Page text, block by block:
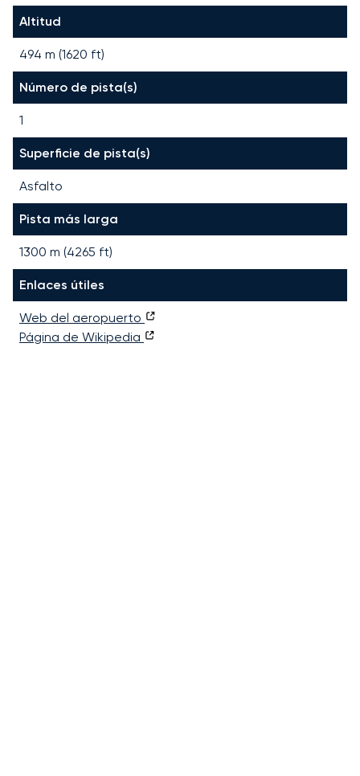
Altitud
494 m (1620 ft)
Número de pista(s)
1
Superficie de pista(s)
Asfalto
Pista más larga
1300 m (4265 ft)
Enlaces útiles
Web del aeropuerto
Página de Wikipedia